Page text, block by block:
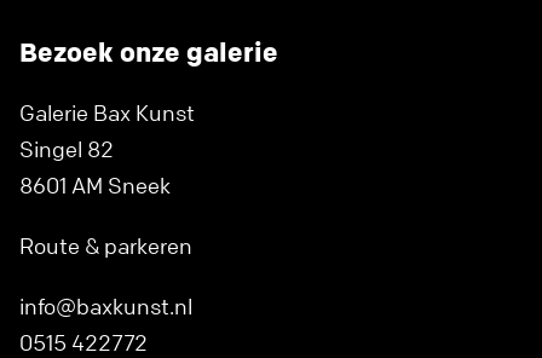
Bezoek onze galerie
Galerie Bax Kunst
Singel 82
8601 AM Sneek
Route & parkeren
info@baxkunst.nl
0515 422772